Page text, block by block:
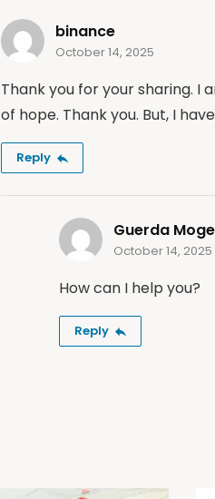
binance
October 14, 2025
Thank you for your sharing. I
of hope. Thank you. But, I
Reply
Guerda
October 14, 2025
How can I help you?
Reply